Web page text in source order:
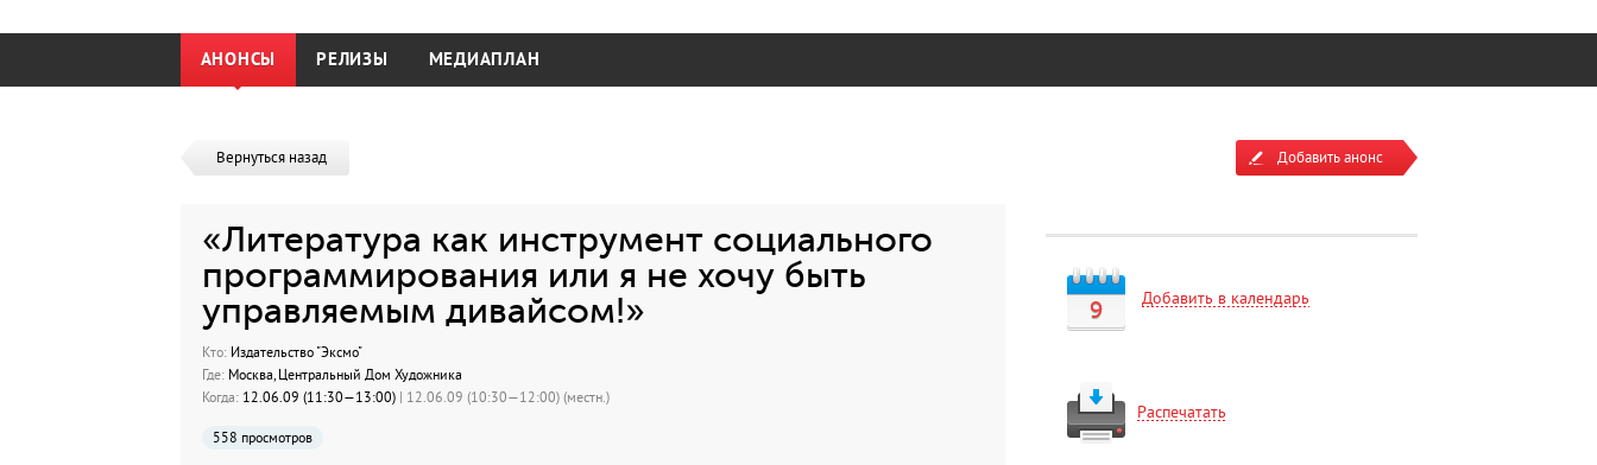
АНОНСЫ РЕЛИЗЫ МЕДИАПЛАН
Вернуться назад
«Литература как инструмент социального
программирования или я не хочу быть
управляемым дивайсом!»
Кто:Издательство "Эксмо"
Где:Москва, Центральный Дом Художника
Когда:12.06.09 (11:30—13:00) | 12.06.09 (10:30—12:00) (местн.)
558 просмотров
Добавить анонс
9 Добавить в календарь
Распечатать